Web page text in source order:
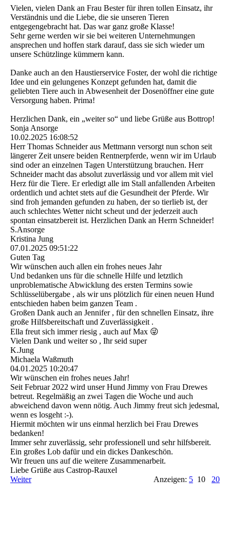
Vielen, vielen Dank an Frau Bester für ihren tollen Einsatz, ihr
Verständnis und die Liebe, die sie unseren Tieren
entgegengebracht hat. Das war ganz große Klasse!
Sehr gerne werden wir sie bei weiteren Unternehmungen
ansprechen und hoffen stark darauf, dass sie sich wieder um
unsere Schützlinge kümmern kann.
Danke auch an den Haustierservice Foster, der wohl die richtige
Idee und ein gelungenes Konzept gefunden hat, damit die
geliebten Tiere auch in Abwesenheit der Dosenöffner eine gute
Versorgung haben. Prima!
Herzlichen Dank, ein „weiter so“ und liebe Grüße aus Bottrop!
Sonja Ansorge
10.02.2025 16:08:52
Herr Thomas Schneider aus Mettmann versorgt nun schon seit
längerer Zeit unsere beiden Rentnerpferde, wenn wir im Urlaub
sind oder an einzelnen Tagen Unterstützung brauchen. Herr
Schneider macht das absolut zuverlässig und vor allem mit viel
Herz für die Tiere. Er erledigt alle im Stall anfallenden Arbeiten
ordentlich und achtet stets auf die Gesundheit der Pferde. Wir
sind froh jemanden gefunden zu haben, der so tierlieb ist, der
auch schlechtes Wetter nicht scheut und der jederzeit auch
spontan einsatzbereit ist. Herzlichen Dank an Herrn Schneider!
S.Ansorge
Kristina Jung
07.01.2025 09:51:22
Guten Tag
Wir wünschen auch allen ein frohes neues Jahr
Und bedanken uns für die schnelle Hilfe und letztlich
unproblematische Abwicklung des ersten Termins sowie
Schlüsselübergabe , als wir uns plötzlich für einen neuen Hund
entschieden haben beim ganzen Team .
Großen Dank auch an Jennifer , für den schnellen Einsatz, ihre
große Hilfsbereitschaft und Zuverlässigkeit .
Ella freut sich immer riesig , auch auf Max 😜
Vielen Dank und weiter so , Ihr seid super
K.Jung
Michaela Waßmuth
04.01.2025 10:20:47
Wir wünschen ein frohes neues Jahr!
Seit Februar 2022 wird unser Hund Jimmy von Frau Drewes
betreut. Regelmäßig an zwei Tagen die Woche und auch
abweichend davon wenn nötig. Auch Jimmy freut sich jedesmal,
wenn es losgeht :-).
Hiermit möchten wir uns einmal herzlich bei Frau Drewes
bedanken!
Immer sehr zuverlässig, sehr professionell und sehr hilfsbereit.
Ein großes Lob dafür und ein dickes Dankeschön.
Wir freuen uns auf die weitere Zusammenarbeit.
Liebe Grüße aus Castrop-Rauxel
Weiter
Anzeigen: 5 10 20